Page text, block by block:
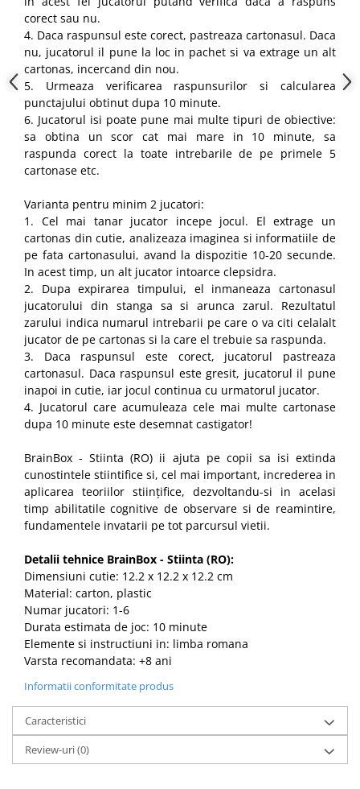
corect sau nu.
4. Daca raspunsul este corect, pastreaza cartonasul. Daca
nu, jucatorul il pune la loc in pachet si va extrage un alt
cartonas, incercand din nou.
5. Urmeaza verificarea raspunsurilor si calcularea
punctajului obtinut dupa 10 minute.
6. Jucatorul isi poate pune mai multe tipuri de obiective:
sa obtina un scor cat mai mare in 10 minute, sa
raspunda corect la toate intrebarile de pe primele 5
cartonase etc.
Varianta pentru minim 2 jucatori:
1. Cel mai tanar jucator incepe jocul. El extrage un
cartonas din cutie, analizeaza imaginea si informatiile de
pe fata cartonasului, avand la dispozitie 10-20 secunde.
In acest timp, un alt jucator intoarce clepsidra.
2. Dupa expirarea timpului, el inmaneaza cartonasul
jucatorului din stanga sa si arunca zarul. Rezultatul
zarului indica numarul intrebarii pe care o va citi celalalt
jucator de pe cartonas si la care el trebuie sa raspunda.
3. Daca raspunsul este corect, jucatorul pastreaza
cartonasul. Daca raspunsul este gresit, jucatorul il pune
inapoi in cutie, iar jocul continua cu urmatorul jucator.
4. Jucatorul care acumuleaza cele mai multe cartonase
dupa 10 minute este desemnat castigator!
BrainBox - Stiinta (RO) ii ajuta pe copii sa isi extinda
cunostintele stiintifice si, cel mai important, increderea in
aplicarea teoriilor stiințifice, dezvoltandu-si in acelasi
timp abilitatile cognitive de observare si de reamintire,
fundamentele invatarii pe tot parcursul vietii.
Detalii tehnice BrainBox - Stiinta (RO):
Dimensiuni cutie: 12.2 x 12.2 x 12.2 cm
Material: carton, plastic
Numar jucatori: 1-6
Durata estimata de joc: 10 minute
Elemente si instructiuni in: limba romana
Varsta recomandata: +8 ani
Informatii conformitate produs
Caracteristici
Review-uri(0)